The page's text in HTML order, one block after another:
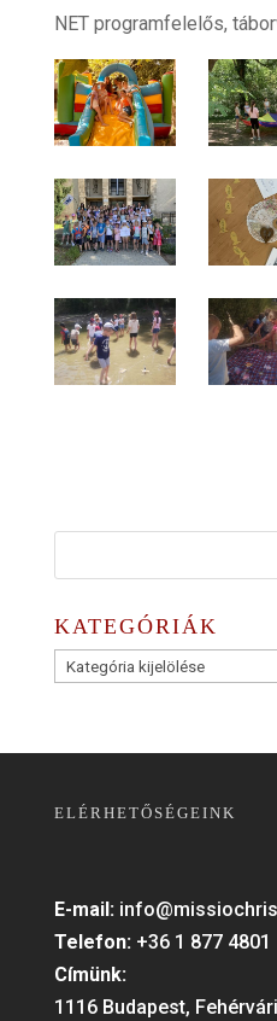
NET programfelelős,
KATEGÓRIÁK
Kategóriák
ELÉRHETŐSÉGEINK
E-mail:
Telefon: +36 1 877 4801
Címünk:
1116 Budapest,